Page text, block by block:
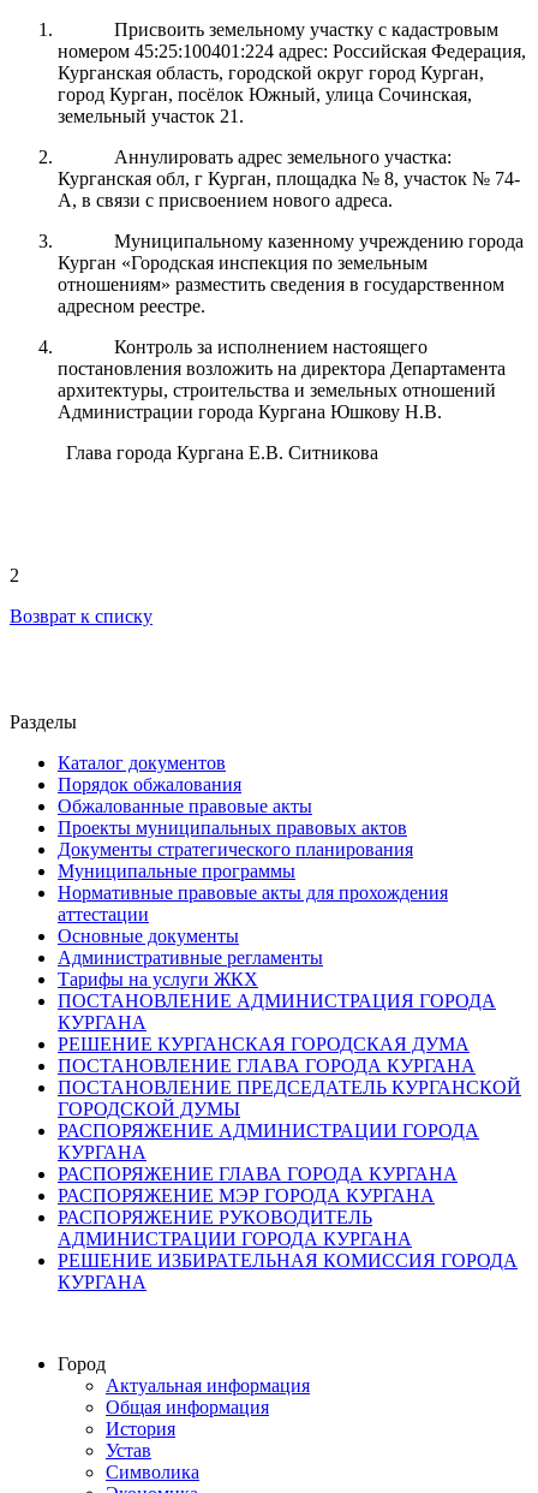
Присвоить земельному участку с кадастровым
номером 45:25:100401:224 адрес: Российская Федерация,
Курганская область, городской округ город Курган,
город Курган, посёлок Южный, улица Сочинская,
земельный участок 21.
Аннулировать адрес земельного участка:
Курганская обл, г Курган, площадка № 8, участок № 74-
А, в связи с присвоением нового адреса.
Муниципальному казенному учреждению города
Курган «Городская инспекция по земельным
отношениям» разместить сведения в государственном
адресном реестре.
Контроль за исполнением настоящего
постановления возложить на директора Департамента
архитектуры, строительства и земельных отношений
Администрации города Кургана Юшкову Н.В.
Глава города Кургана Е.В. Ситникова
2
Возврат к списку
Разделы
Каталог документов
Порядок обжалования
Обжалованные правовые акты
Проекты муниципальных правовых актов
Документы стратегического планирования
Муниципальные программы
Нормативные правовые акты для прохождения
аттестации
Основные документы
Административные регламенты
Тарифы на услуги ЖКХ
ПОСТАНОВЛЕНИЕ АДМИНИСТРАЦИЯ ГОРОДА
КУРГАНА
РЕШЕНИЕ КУРГАНСКАЯ ГОРОДСКАЯ ДУМА
ПОСТАНОВЛЕНИЕ ГЛАВА ГОРОДА КУРГАНА
ПОСТАНОВЛЕНИЕ ПРЕДСЕДАТЕЛЬ КУРГАНСКОЙ
ГОРОДСКОЙ ДУМЫ
РАСПОРЯЖЕНИЕ АДМИНИСТРАЦИИ ГОРОДА
КУРГАНА
РАСПОРЯЖЕНИЕ ГЛАВА ГОРОДА КУРГАНА
РАСПОРЯЖЕНИЕ МЭР ГОРОДА КУРГАНА
РАСПОРЯЖЕНИЕ РУКОВОДИТЕЛЬ
АДМИНИСТРАЦИИ ГОРОДА КУРГАНА
РЕШЕНИЕ ИЗБИРАТЕЛЬНАЯ КОМИССИЯ ГОРОДА
КУРГАНА
Город
Актуальная информация
Общая информация
История
Устав
Символика